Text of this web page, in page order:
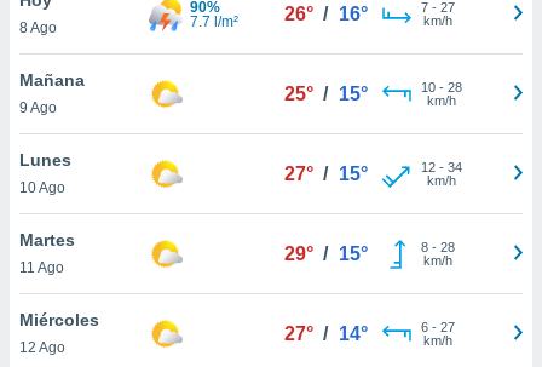
en
más
nuestra
de
8 Ago
90%
7.7 l/m²
26° / 16° 7- 27
km/h
Mañana
9 Ago
25° / 15° 10- 28
km/h
Lunes
10 Ago
27° / 15° 12- 34
km/h
Martes
11 Ago
29° / 15° 8- 28
km/h
Miércoles
12 Ago
27° / 14° 6- 27
km/h